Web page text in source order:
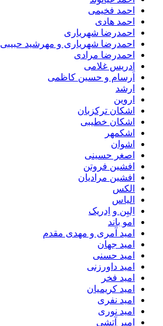
احمد فخیمی
احمد هادی
احمدرضا شهریاری
احمدرضا شهریاری و مهرشید حبیبی
احمدرضا مرادی
ادریس غلامی
اَرسام و حسین کاظمی
ارشد
اروین
اشکان ترکزبان
اشکان خطیبی
اشکمهر
اشوان
اصغر حسینی
افشین فروتن
افشین مرادیان
الکس
الیاس
اِلیِن و اِدریک
امو باند
امید آمری و مهدی مقدم
امید جهان
امید حسنی
امید داورزنی
امید فخر
امید کریمیان
امید نفری
امید نوری
امیر آتشی